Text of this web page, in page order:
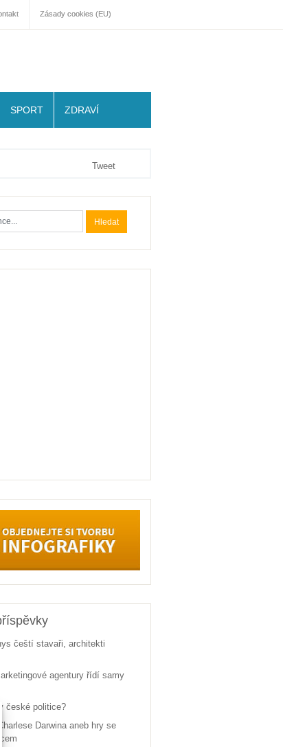
Zásady cookies (EU)
SPORT ZDRAVÍ
Tweet
čeští stavaři, architekti
agentury řídí samy
české politice?
Darwina aneb hry se